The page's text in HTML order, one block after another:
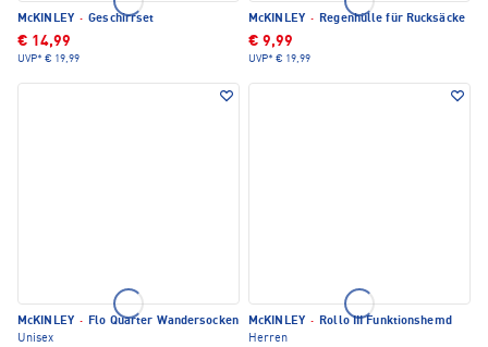
McKINLEY · Geschirrset
€ 14,99
UVP* € 19,99
McKINLEY · Regenhülle für Rucksäcke
€ 9,99
UVP* € 19,99
McKINLEY · Flo Quarter Wandersocken
Unisex
McKINLEY · Rollo III Funktionshemd
Herren